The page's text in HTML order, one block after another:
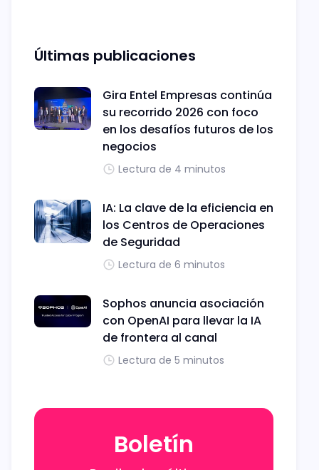
Últimas publicaciones
Gira Entel Empresas continúa
su recorrido 2026 con foco
en los desafíos futuros de los
negocios
Lectura de 4 minutos
IA: La clave de la eficiencia en
los Centros de Operaciones
de Seguridad
Lectura de 6 minutos
Sophos anuncia asociación
con OpenAI para llevar la IA
de frontera al canal
Lectura de 5 minutos
Boletín